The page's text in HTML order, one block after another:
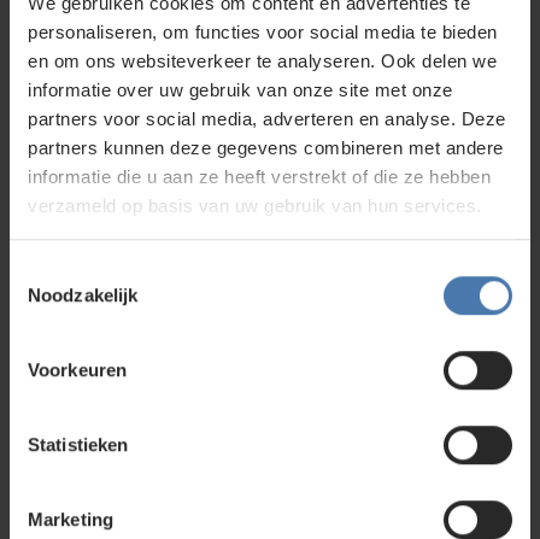
personaliseren, om functies voor social media te bieden
en om ons websiteverkeer te analyseren. Ook delen we
informatie over uw gebruik van onze site met onze
partners voor social media, adverteren en analyse. Deze
partners kunnen deze gegevens combineren met andere
informatie die u aan ze heeft verstrekt of die ze hebben
verzameld op basis van uw gebruik van hun services.
Noodzakelijk
Voorkeuren
Statistieken
Marketing
205,00.
prijs
is:
174,00.
Topcon LS-100D